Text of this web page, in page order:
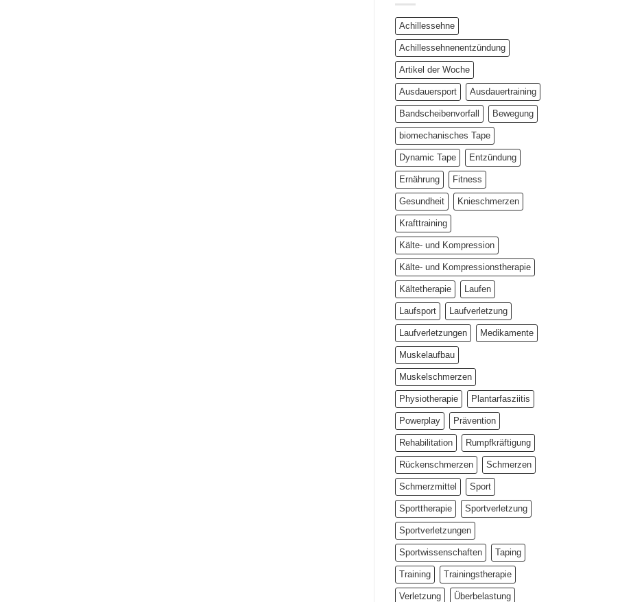
Achillessehne
Achillessehnenentzündung
Artikel der Woche
Ausdauersport Ausdauertraining
Bandscheibenvorfall Bewegung
biomechanisches Tape
Dynamic Tape Entzündung
Ernährung Fitness
Gesundheit Knieschmerzen
Krafttraining
Kälte- und Kompression
Kälte- und Kompressionstherapie
Kältetherapie Laufen
Laufsport Laufverletzung
Laufverletzungen Medikamente
Muskelaufbau
Muskelschmerzen
Physiotherapie Plantarfasziitis
Powerplay Prävention
Rehabilitation Rumpfkräftigung
Rückenschmerzen Schmerzen
Schmerzmittel Sport
Sporttherapie Sportverletzung
Sportverletzungen
Sportwissenschaften Taping
Training Trainingstherapie
Verletzung Überbelastung